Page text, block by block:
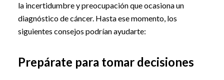
la incertidumbre y preocupación que ocasiona un
diagnóstico de cáncer. Hasta ese momento, los
siguientes consejos podrían ayudarte:
Prepárate para tomar decisiones